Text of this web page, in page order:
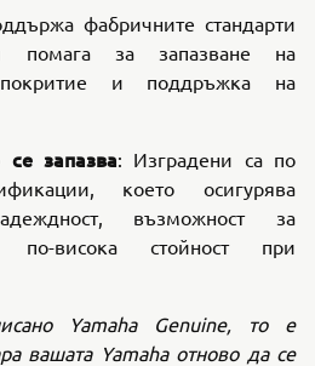
фабричните стандарти
помага за запазване на
покритие и поддръжка на
се запазва: Изградени са по
което осигурява
възможност за
висока стойност при
Yamaha Genuine, то е
вашата Yamaha отново да се